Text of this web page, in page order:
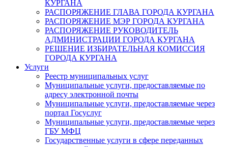
КУРГАНА
РАСПОРЯЖЕНИЕ ГЛАВА ГОРОДА КУРГАНА
РАСПОРЯЖЕНИЕ МЭР ГОРОДА КУРГАНА
РАСПОРЯЖЕНИЕ РУКОВОДИТЕЛЬ
АДМИНИСТРАЦИИ ГОРОДА КУРГАНА
РЕШЕНИЕ ИЗБИРАТЕЛЬНАЯ КОМИССИЯ
ГОРОДА КУРГАНА
Услуги
Реестр муниципальных услуг
Муниципальные услуги, предоставляемые по
адресу электронной почты
Муниципальные услуги, предоставляемые через
портал Госуслуг
Муниципальные услуги, предоставляемые через
ГБУ МФЦ
Государственные услуги в сфере переданных